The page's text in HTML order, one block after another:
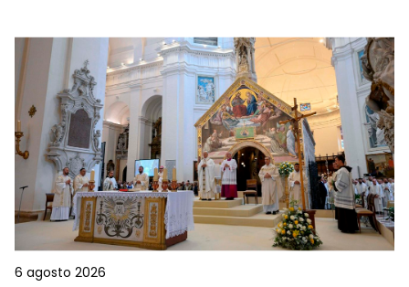
6 agosto 2026